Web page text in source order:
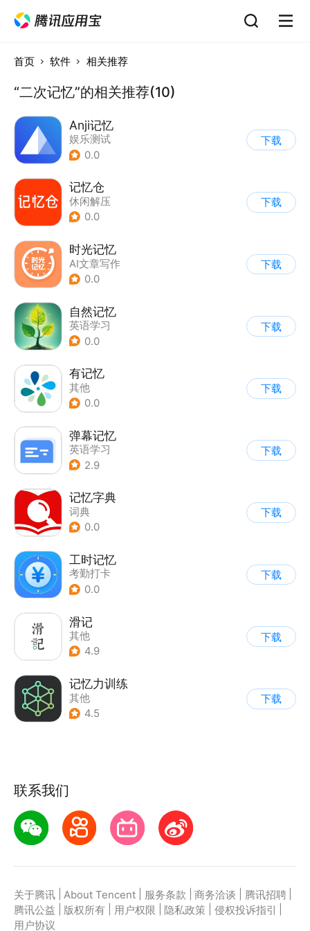
首页 软件 相关推荐
“二次记忆”的相关推荐(10)
Anji记忆
娱乐测试
0.0
下载
记忆仓
休闲解压
0.0
下载
时光记忆
AI文章写作
0.0
下载
自然记忆
英语学习
0.0
下载
有记忆
其他
0.0
下载
弹幕记忆
英语学习
2.9
下载
记忆字典
词典
0.0
下载
工时记忆
考勤打卡
0.0
下载
滑记
其他
4.9
下载
记忆力训练
其他
4.5
下载
联系我们
关于腾讯 About Tencent 服务条款 商务洽谈 腾讯招聘
腾讯公益
版权所有 用户权限 隐私政策 侵权投诉指引
用户协议